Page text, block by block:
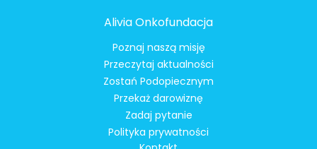
Alivia Onkofundacja
Poznaj naszą misję
Przeczytaj aktualności
Zostań Podopiecznym
Przekaż darowiznę
Zadaj pytanie
Polityka prywatności